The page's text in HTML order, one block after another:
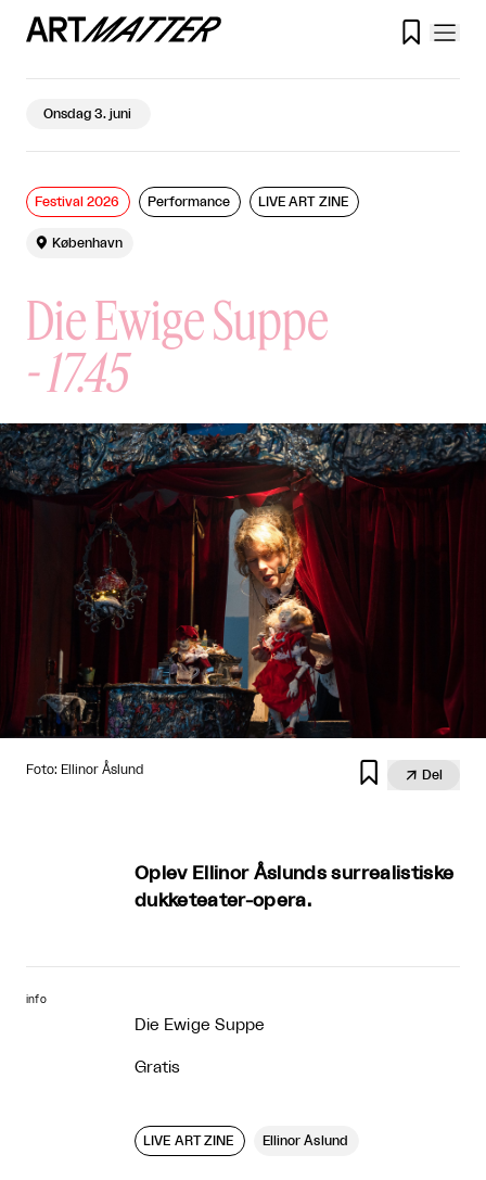

Onsdag 3. juni
Die Ewige Suppe
-17.45
Festival 2026 Performance LIVE ART ZINE
 København
Foto: Ellinor Åslund   Del
Oplev Ellinor Åslunds surrealistiske
dukketeater-opera.
info
Die Ewige Suppe
Gratis
LIVE ART ZINE Ellinor Åslund